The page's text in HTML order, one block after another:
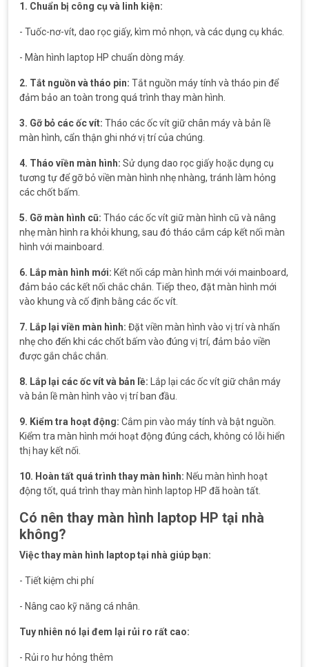
1. Chuẩn bị công cụ và linh kiện:
- Tuốc-nơ-vít, dao rọc giấy, kìm mỏ nhọn, và các dụng cụ khác.
- Màn hình laptop HP chuẩn dòng máy.
2. Tắt nguồn và tháo pin: Tắt nguồn máy tính và tháo pin để
đảm bảo an toàn trong quá trình thay màn hình.
3. Gỡ bỏ các ốc vít: Tháo các ốc vít giữ chân máy và bản lề
màn hình, cẩn thận ghi nhớ vị trí của chúng.
4. Tháo viền màn hình: Sử dụng dao rọc giấy hoặc dụng cụ
tương tự để gỡ bỏ viền màn hình nhẹ nhàng, tránh làm hỏng
các chốt bấm.
5. Gỡ màn hình cũ: Tháo các ốc vít giữ màn hình cũ và nâng
nhẹ màn hình ra khỏi khung, sau đó tháo cắm cáp kết nối màn
hình với mainboard.
6. Lắp màn hình mới: Kết nối cáp màn hình mới với mainboard,
đảm bảo các kết nối chắc chắn. Tiếp theo, đặt màn hình mới
vào khung và cố định bằng các ốc vít.
7. Lắp lại viền màn hình: Đặt viền màn hình vào vị trí và nhấn
nhẹ cho đến khi các chốt bấm vào đúng vị trí, đảm bảo viền
được gắn chắc chắn.
8. Lắp lại các ốc vít và bản lề: Lắp lại các ốc vít giữ chân máy
và bản lề màn hình vào vị trí ban đầu.
9. Kiểm tra hoạt động: Cắm pin vào máy tính và bật nguồn.
Kiểm tra màn hình mới hoạt động đúng cách, không có lỗi hiển
thị hay kết nối.
10. Hoàn tất quá trình thay màn hình: Nếu màn hình hoạt
động tốt, quá trình thay màn hình laptop HP đã hoàn tất.
Có nên thay màn hình laptop HP tại nhà
không?
Việc thay màn hình laptop tại nhà giúp bạn:
- Tiết kiệm chi phí
- Nâng cao kỹ năng cá nhân.
Tuy nhiên nó lại đem lại rủi ro rất cao:
- Rủi ro hư hỏng thêm